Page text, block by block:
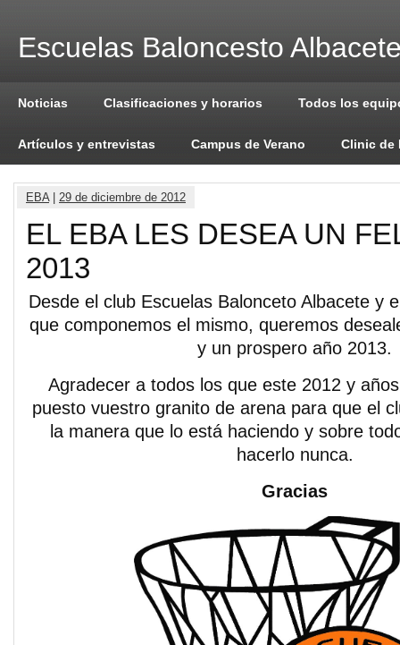
Escuelas Baloncesto
Noticias Clasificaciones y horarios Todos los
Artículos y entrevistas Campus de Verano Clinic de
EBA| 29 de diciembre de 2012
EL EBA LES DESEA UN
2013
Desde el club Escuelas Balonceto Albacete y
que componemos el mismo, queremos
y un prospero año 2013.
Agradecer a todos los que este 2012 y
puesto vuestro granito de arena para que el
la manera que lo está haciendo y sobre
hacerlo nunca.
Gracias